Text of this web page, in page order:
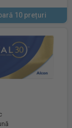
10 prețuri